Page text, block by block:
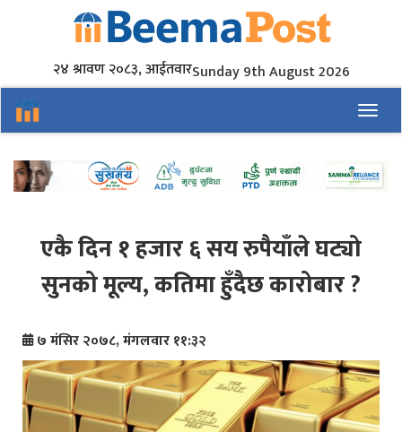
२४ श्रावण २०८३, आईतवारSunday 9th August 2026
एकै दिन १ हजार ६ सय रुपैयाँले घट्यो
सुनको मूल्य, कतिमा हुँदैछ कारोबार ?
७ मंसिर २०७८, मंगलवार ११:३२